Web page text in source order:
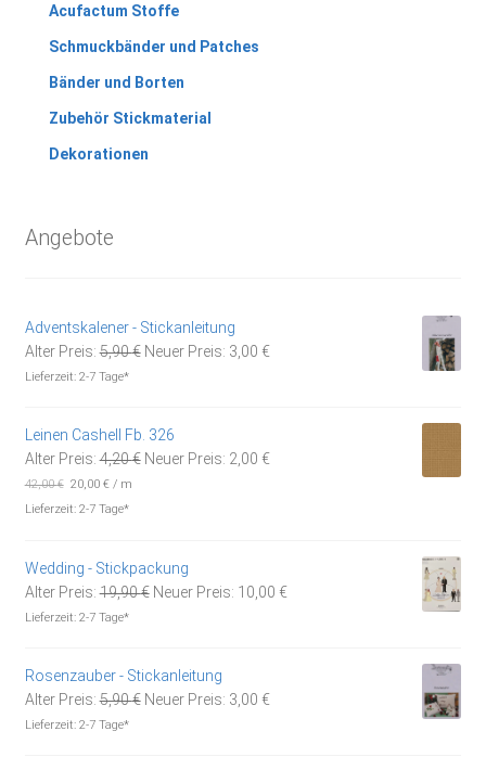
Acufactum Stoffe
Schmuckbänder und Patches
Bänder und Borten
Zubehör Stickmaterial
Dekorationen
Angebote
Adventskalener - Stickanleitung
Alter Preis: 5,90€ Ursprünglicher
Neuer Preis: 3,00 €Aktueller
Lieferzeit: 2-7 Tage*
Leinen Cashell Fb. 326
Alter Preis: 4,20€ Ursprünglicher
Neuer Preis: 2,00 €Aktueller
42,00€ 20,00€ / m
Lieferzeit: 2-7 Tage*
Wedding - Stickpackung
Alter Preis: 19,90€ Ursprünglicher
Neuer Preis: 10,00 €Aktueller
Lieferzeit: 2-7 Tage*
Rosenzauber - Stickanleitung
Alter Preis: 5,90€ Ursprünglicher
Neuer Preis: 3,00 €Aktueller
Lieferzeit: 2-7 Tage*